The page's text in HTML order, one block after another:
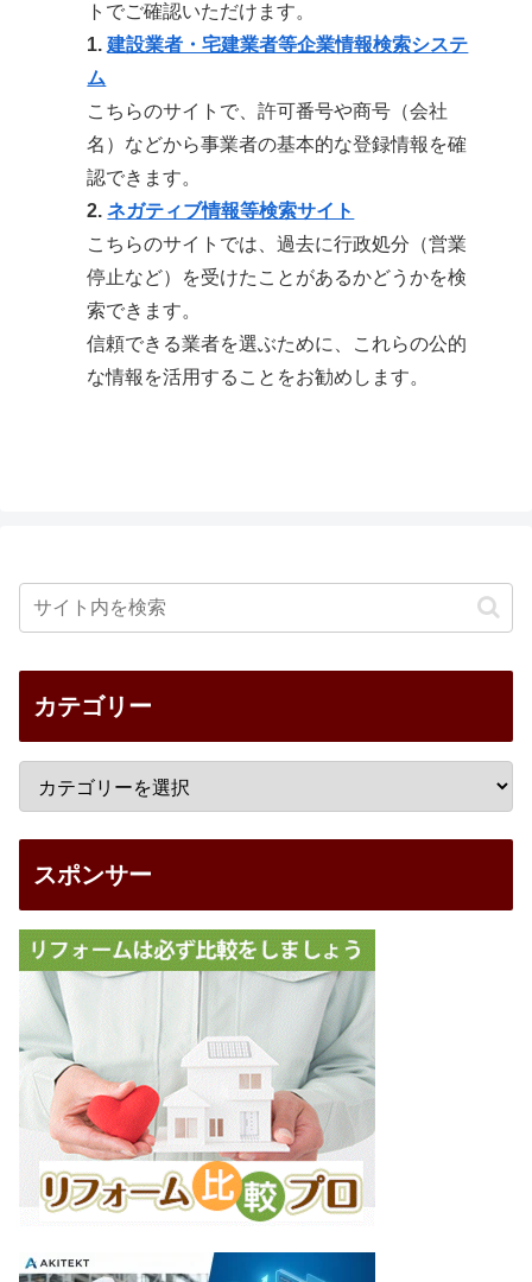
トでご確認いただけます。
1.建設業者・宅建業者等企業情報検索システ
ム
こちらのサイトで、許可番号や商号（会社
名）などから事業者の基本的な登録情報を確
認できます。
2.ネガティブ情報等検索サイト
こちらのサイトでは、過去に行政処分（営業
停止など）を受けたことがあるかどうかを検
索できます。
信頼できる業者を選ぶために、これらの公的
な情報を活用することをお勧めします。
カテゴリー
スポンサー